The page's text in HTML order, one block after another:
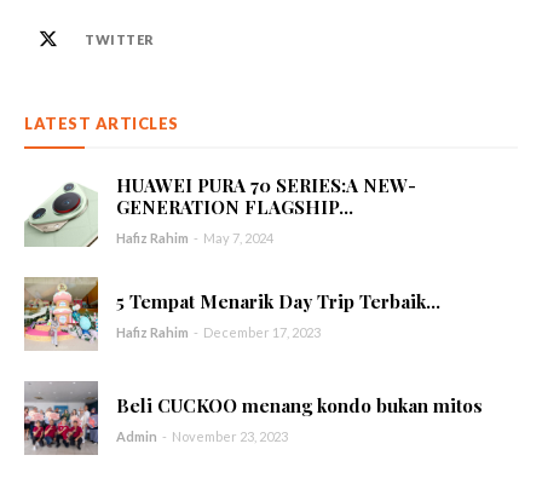
TWITTER
LATEST ARTICLES
HUAWEI PURA 70 SERIES:A NEW-
GENERATION FLAGSHIP...
Hafiz Rahim - May 7, 2024
5 Tempat Menarik Day Trip Terbaik...
Hafiz Rahim - December 17, 2023
Beli CUCKOO menang kondo bukan mitos
Admin - November 23, 2023